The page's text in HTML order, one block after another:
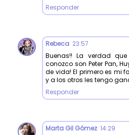
Responder
Rebeca 23:57
Buenas!! La verdad
conozco son Peter Pan,
de vida! El primero es mi
y a los otros les tengo
Responder
Marta Gil Gómez 14:29